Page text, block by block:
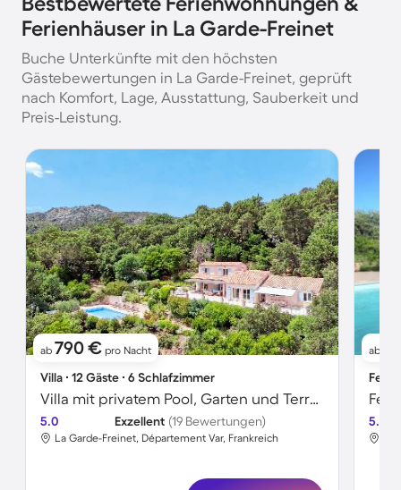
Ferienhäuser in La Garde-Freinet
Buche Unterkünfte mit den höchsten
Gästebewertungen in La Garde-Freinet, geprüft
nach Komfort, Lage, Ausstattung, Sauberkeit und
Preis-Leistung.
ab 790 € pro Nacht
Villa ∙ 12 Gäste ∙ 6 Schlafzimmer
Villa mit privatem Pool, Garten und Terrasse
5.0 Exzellent (19 Bewertungen)
La Garde-Freinet, Département Var, Frankreich
ab
5.0